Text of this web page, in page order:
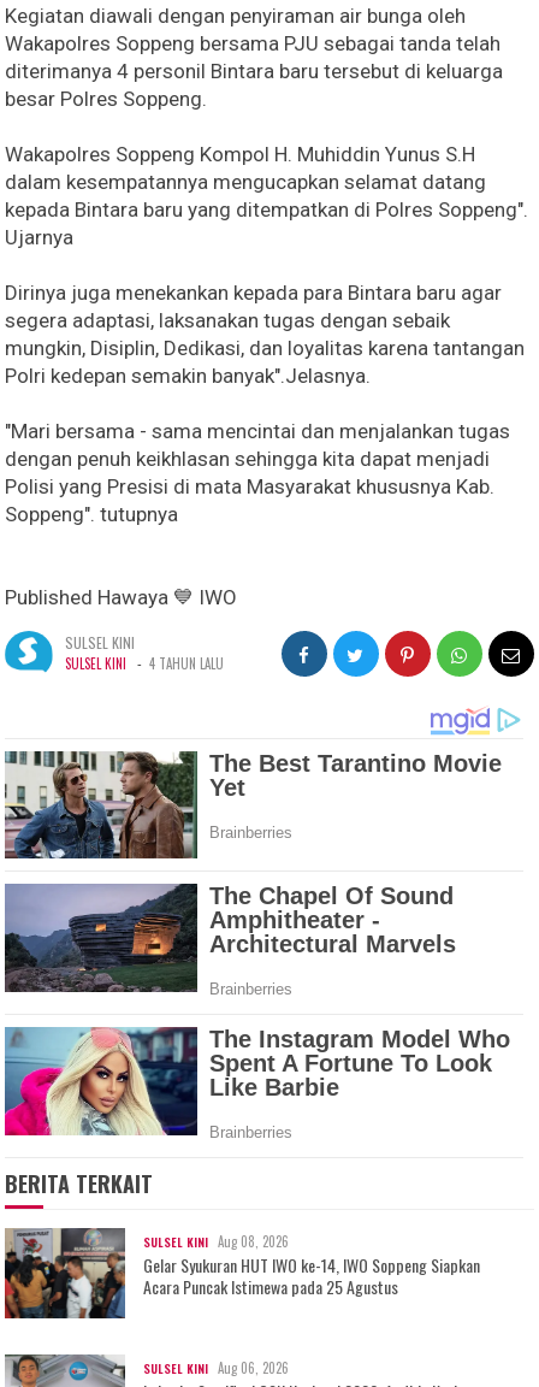
Kegiatan diawali dengan penyiraman air bunga oleh
Wakapolres Soppeng bersama PJU sebagai tanda telah
diterimanya 4 personil Bintara baru tersebut di keluarga
besar Polres Soppeng.
Wakapolres Soppeng Kompol H. Muhiddin Yunus S.H
dalam kesempatannya mengucapkan selamat datang
kepada Bintara baru yang ditempatkan di Polres Soppeng".
Ujarnya
Dirinya juga menekankan kepada para Bintara baru agar
segera adaptasi, laksanakan tugas dengan sebaik
mungkin, Disiplin, Dedikasi, dan loyalitas karena tantangan
Polri kedepan semakin banyak".Jelasnya.
"Mari bersama - sama mencintai dan menjalankan tugas
dengan penuh keikhlasan sehingga kita dapat menjadi
Polisi yang Presisi di mata Masyarakat khususnya Kab.
Soppeng". tutupnya
Published Hawaya 💙 IWO
SULSEL KINI
SULSEL KINI - 4 TAHUN LALU
BERITA TERKAIT
SULSEL KINI Aug 08, 2026
Gelar Syukuran HUT IWO ke-14, IWO Soppeng Siapkan
Acara Puncak Istimewa pada 25 Agustus
SULSEL KINI Aug 06, 2026